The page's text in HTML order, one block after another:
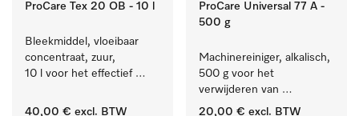
ProCare Tex 20 OB - 10 l
Bleekmiddel, vloeibaar
concentraat, zuur,
10 l voor het effectief
hardnekkige vlekken.
40,00 € excl. BTW
ProCare Universal 77 A -
500 g
Machinereiniger, alkalisch,
500 g voor het
verwijderen van
hardnekkige
20,00 € excl. BTW